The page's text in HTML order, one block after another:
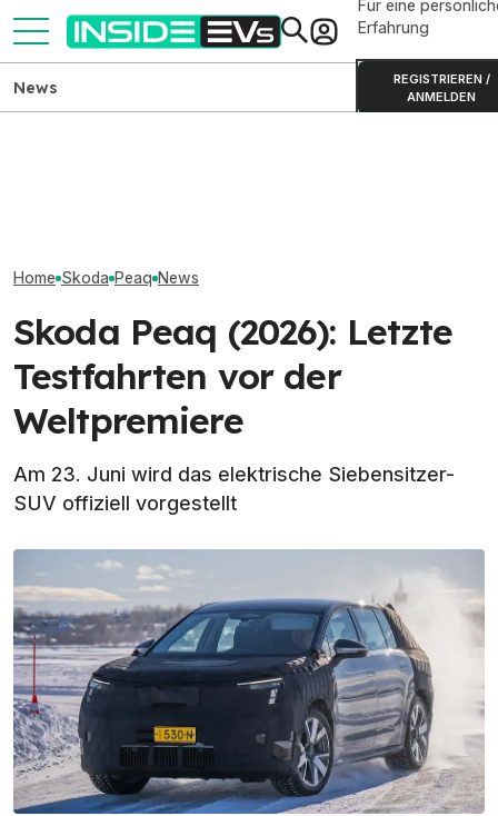
Für eine
Erfahrung
REGISTRIEREN /
ANMELDEN
News
Home Skoda Peaq News
Skoda Peaq (2026): Letzte
Testfahrten vor der
Weltpremiere
Am 23. Juni wird das elektrische Siebensitzer-
SUV offiziell vorgestellt